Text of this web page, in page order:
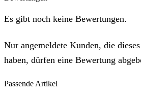
Es gibt noch keine Bewertungen.
Nur angemeldete Kunden, die
haben, dürfen eine Bewertung
Passende Artikel